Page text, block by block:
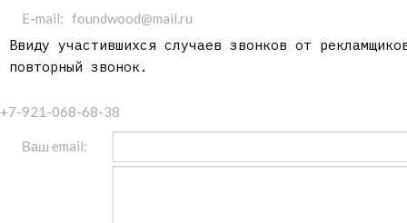
E-mail: foundwood@mail.ru
+7-921-068-68-38
Ваш email:
Ввиду участившихся случаев звонков от
повторный звонок.